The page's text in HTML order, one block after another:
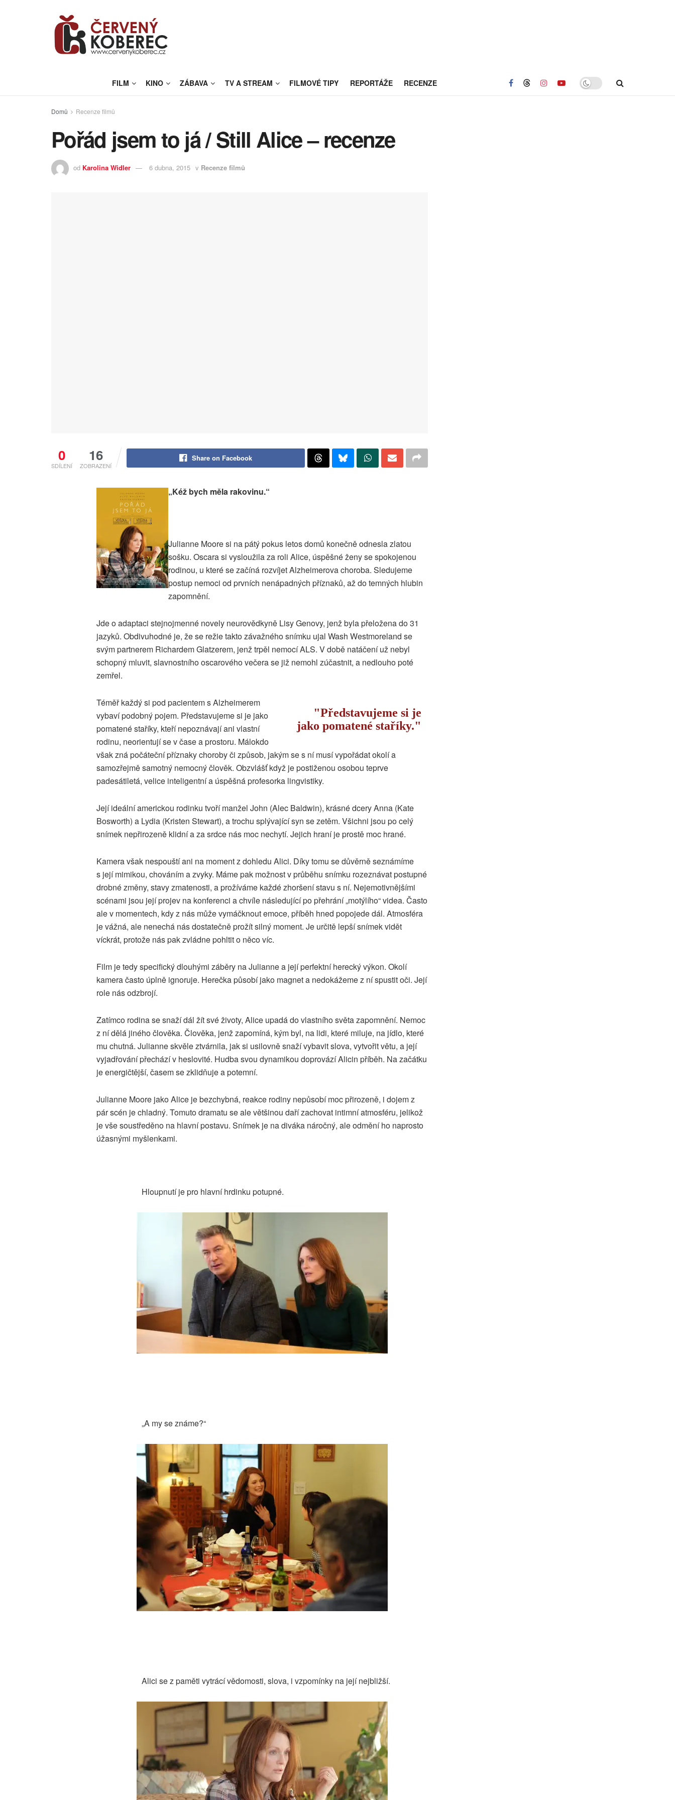
FILM KINO ZÁBAVA TV A STREAM FILMOVÉ TIPY REPORTÁŽE RECENZE
Domů Recenze filmů
Pořád jsem to já / Still Alice – recenze
od Karolina Widler 6 dubna, 2015 v Recenze filmů
0
SDÍLENÍ
16
ZOBRAZENÍ
Share on Facebook
„Kéž bych měla rakovinu.“
Julianne Moore si na pátý pokus letos domů konečně odnesla zlatou
sošku. Oscara si vysloužila za roli Alice, úspěšné ženy se spokojenou
rodinou, u které se začíná rozvíjet Alzheimerova choroba. Sledujeme
postup nemoci od prvních nenápadných příznaků, až do temných hlubin
zapomnění.
Jde o adaptaci stejnojmenné novely neurovědkyně Lisy Genovy, jenž byla přeložena do 31
jazyků. Obdivuhodné je, že se režie takto závažného snímku ujal Wash Westmoreland se
svým partnerem Richardem Glatzerem, jenž trpěl nemocí ALS. V době natáčení už nebyl
schopný mluvit, slavnostního oscarového večera se již nemohl zúčastnit, a nedlouho poté
zemřel.
Představujeme si je
jako pomatené staříky.
Téměř každý si pod pacientem s Alzheimerem
vybaví podobný pojem. Představujeme si je jako
pomatené staříky, kteří nepoznávají ani vlastní
rodinu, neorientují se v čase a prostoru. Málokdo
však zná počáteční příznaky choroby či způsob, jakým se s ní musí vypořádat okolí a
samozřejmě samotný nemocný člověk. Obzvlášť když je postiženou osobou teprve
padesátiletá, velice inteligentní a úspěšná profesorka lingvistiky.
Její ideální americkou rodinku tvoří manžel John (Alec Baldwin), krásné dcery Anna (Kate
Bosworth) a Lydia (Kristen Stewart), a trochu splývající syn se zetěm. Všichni jsou po celý
snímek nepřirozeně klidní a za srdce nás moc nechytí. Jejich hraní je prostě moc hrané.
Kamera však nespouští ani na moment z dohledu Alici. Díky tomu se důvěrně seznámíme
s její mimikou, chováním a zvyky. Máme pak možnost v průběhu snímku rozeznávat postupné
drobné změny, stavy zmatenosti, a prožíváme každé zhoršení stavu s ní. Nejemotivnějšími
scénami jsou její projev na konferenci a chvíle následující po přehrání „motýlího“ videa. Často
ale v momentech, kdy z nás může vymáčknout emoce, příběh hned popojede dál. Atmosféra
je vážná, ale nenechá nás dostatečně prožít silný moment. Je určitě lepší snímek vidět
víckrát, protože nás pak zvládne pohltit o něco víc.
Film je tedy specifický dlouhými záběry na Julianne a její perfektní herecký výkon. Okolí
kamera často úplně ignoruje. Herečka působí jako magnet a nedokážeme z ní spustit oči. Její
role nás odzbrojí.
Zatímco rodina se snaží dál žít své životy, Alice upadá do vlastního světa zapomnění. Nemoc
z ní dělá jiného člověka. Člověka, jenž zapomíná, kým byl, na lidi, které miluje, na jídlo, které
mu chutná. Julianne skvěle ztvárnila, jak si usilovně snaží vybavit slova, vytvořit větu, a její
vyjadřování přechází v heslovité. Hudba svou dynamikou doprovází Alicin příběh. Na začátku
je energičtější, časem se zklidňuje a potemní.
Julianne Moore jako Alice je bezchybná, reakce rodiny nepůsobí moc přirozeně, i dojem z
pár scén je chladný. Tomuto dramatu se ale většinou daří zachovat intimní atmosféru, jelikož
je vše soustředěno na hlavní postavu. Snímek je na diváka náročný, ale odmění ho naprosto
úžasnými myšlenkami.
Hloupnutí je pro hlavní hrdinku potupné.
„A my se známe?“
Alici se z paměti vytrácí vědomosti, slova, i vzpomínky na její nejbližší.